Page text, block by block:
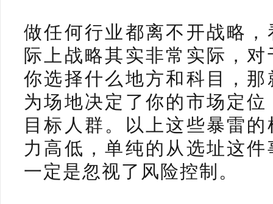
做任何行业都离不开战略
际上战略其实非常实际，
你选择什么地方和科目，
为场地决定了你的市场定
目标人群。以上这些暴雷
力高低，单纯的从选址这
一定是忽视了风险控制。